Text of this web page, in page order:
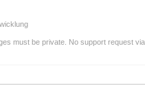
must be private. No support request